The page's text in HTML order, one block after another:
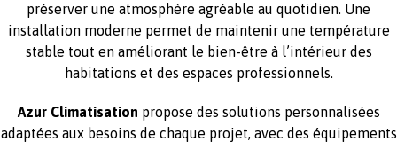
préserver une atmosphère agréable au quotidien. Une
installation moderne permet de maintenir une température
stable tout en améliorant le bien-être à l’intérieur des
habitations et des espaces professionnels.
Azur Climatisation propose des solutions personnalisées
adaptées aux besoins de chaque projet, avec des équipements